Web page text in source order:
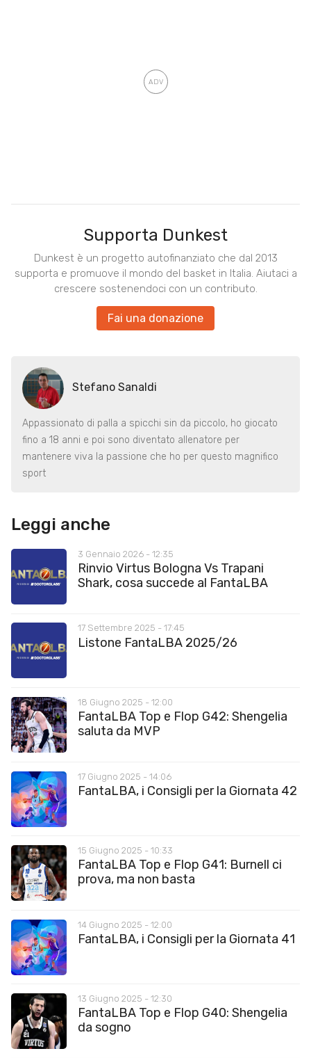
Supporta Dunkest
Dunkest è un progetto autofinanziato che dal 2013
supporta e promuove il mondo del basket in Italia. Aiutaci a
crescere sostenendoci con un contributo.
Fai una donazione
Stefano Sanaldi
Appassionato di palla a spicchi sin da piccolo, ho giocato
fino a 18 anni e poi sono diventato allenatore per
mantenere viva la passione che ho per questo magnifico
sport
Leggi anche
3 Gennaio 2026 - 12:35
Rinvio Virtus Bologna Vs Trapani
Shark, cosa succede al FantaLBA
17 Settembre 2025 - 17:45
Listone FantaLBA 2025/26
18 Giugno 2025 - 12:00
FantaLBA Top e Flop G42: Shengelia
saluta da MVP
17 Giugno 2025 - 14:06
FantaLBA, i Consigli per la Giornata 42
15 Giugno 2025 - 10:33
FantaLBA Top e Flop G41: Burnell ci
prova, ma non basta
14 Giugno 2025 - 12:00
FantaLBA, i Consigli per la Giornata 41
13 Giugno 2025 - 12:30
FantaLBA Top e Flop G40: Shengelia
da sogno